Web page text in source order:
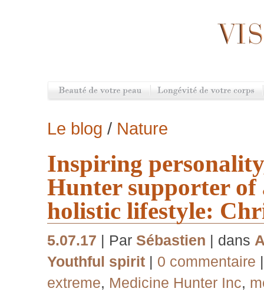
Le blog / Nature
Inspiring
Hunter supporter of
holistic lifestyle:
5.07.17 | Par Sébastien | dans
Youthful spirit | 0 commentaire
extreme, Medicine Hunter Inc,